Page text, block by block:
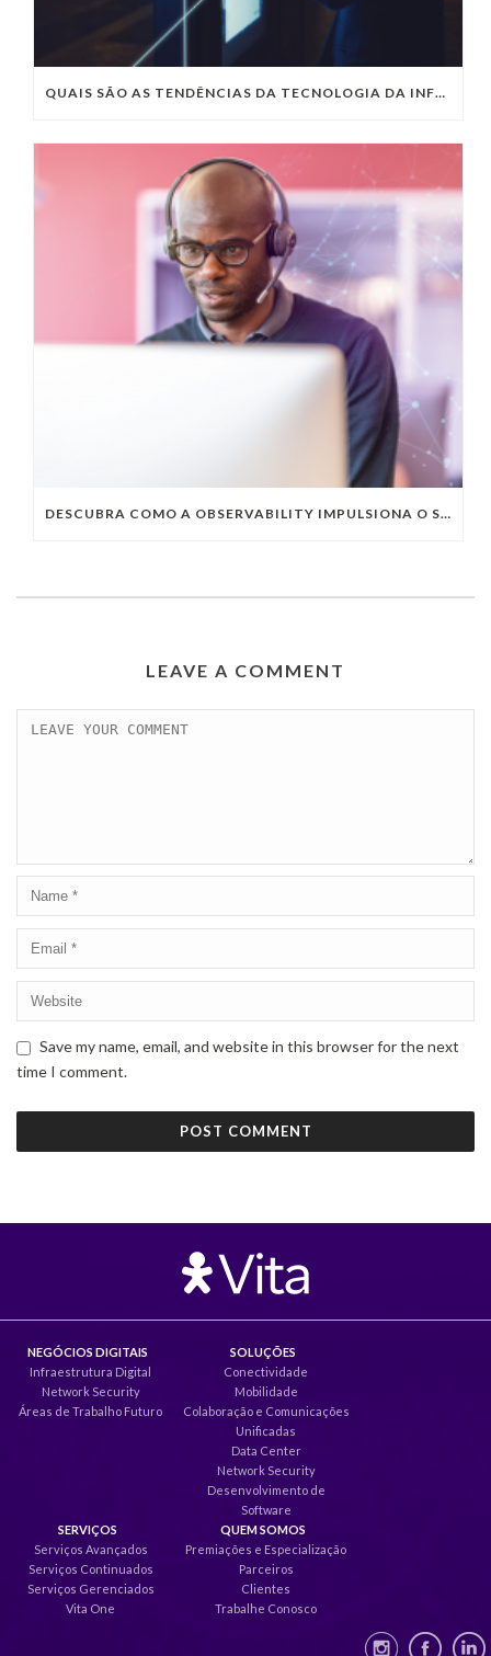
QUAIS SÃO AS TENDÊNCIAS DA TECNOLOGIA DA INFORMAÇÃO PARA 2023?
DESCUBRA COMO A OBSERVABILITY IMPULSIONA O SUCESSO DO SEU NEGÓCIO
LEAVE A COMMENT
Save my name, email, and website in this browser for the next
time I comment.
NEGÓCIOS DIGITAIS
Infraestrutura Digital
Network Security
Áreas de Trabalho Futuro
SOLUÇÕES
Conectividade
Mobilidade
Colaboração e Comunicações
Unificadas
Data Center
Network Security
Desenvolvimento de
Software
SERVIÇOS
Serviços Avançados
Serviços Continuados
Serviços Gerenciados
Vita One
QUEM SOMOS
Premiações e Especialização
Parceiros
Clientes
Trabalhe Conosco